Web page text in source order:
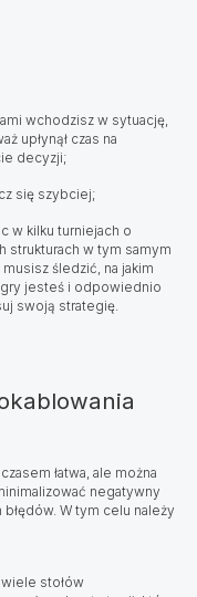
wchodzisz w sytuację,
upłynął czas na
decyzji;
się szybciej;
w kilku turniejach o
strukturach w tym samym
musisz śledzić, na jakim
jesteś i odpowiednio
swoją strategię.
łatwa, ale można
negatywny
W tym celu należy
stołów